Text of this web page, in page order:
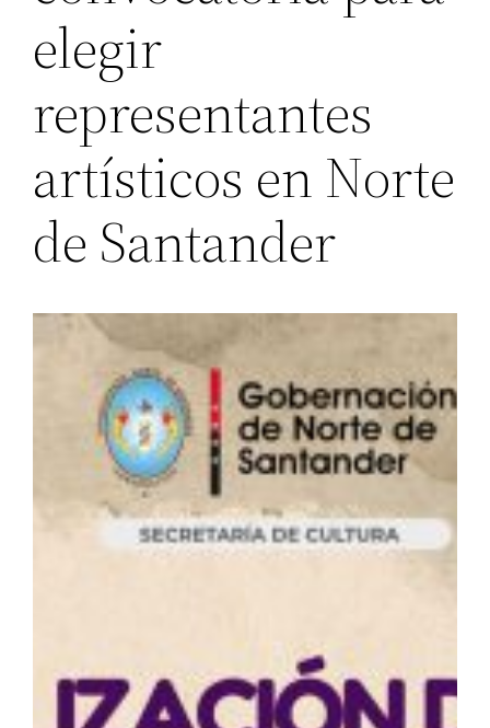
elegir
representantes
artísticos en Norte
de Santander